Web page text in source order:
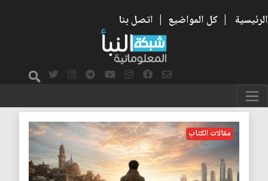
الرئيسية | كل المواضيع | اتصل بنا
الانتماء
مقالات الكتاب